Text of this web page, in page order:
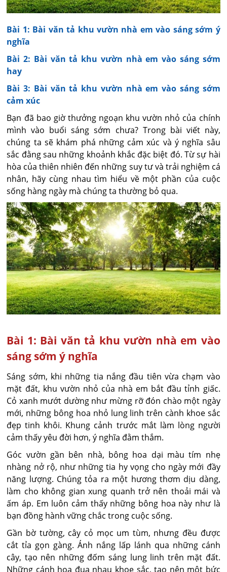
Bài 1: Bài văn tả khu vườn nhà em vào sáng sớm ý
nghĩa
Bài 2: Bài văn tả khu vườn nhà em vào sáng sớm
hay
Bài 3: Bài văn tả khu vườn nhà em vào sáng sớm
cảm xúc
Bạn đã bao giờ thưởng ngoạn khu vườn nhỏ của chính
mình vào buổi sáng sớm chưa? Trong bài viết này,
chúng ta sẽ khám phá những cảm xúc và ý nghĩa sâu
sắc đằng sau những khoảnh khắc đặc biệt đó. Từ sự hài
hòa của thiên nhiên đến những suy tư và trải nghiệm cá
nhân, hãy cùng nhau tìm hiểu về một phần của cuộc
sống hàng ngày mà chúng ta thường bỏ qua.
Bài 1: Bài văn tả khu vườn nhà em vào
sáng sớm ý nghĩa
Sáng sớm, khi những tia nắng đầu tiên vừa chạm vào
mặt đất, khu vườn nhỏ của nhà em bắt đầu tỉnh giấc.
Cỏ xanh mướt dường như mừng rỡ đón chào một ngày
mới, những bông hoa nhỏ lung linh trên cành khoe sắc
đẹp tinh khôi. Khung cảnh trước mắt làm lòng người
cảm thấy yêu đời hơn, ý nghĩa đằm thắm.
Góc vườn gần bên nhà, bông hoa dại màu tím nhẹ
nhàng nở rộ, như những tia hy vọng cho ngày mới đầy
năng lượng. Chúng tỏa ra một hương thơm dịu dàng,
làm cho không gian xung quanh trở nên thoải mái và
ấm áp. Em luôn cảm thấy những bông hoa này như là
bạn đồng hành vững chắc trong cuộc sống.
Gần bờ tường, cây cỏ mọc um tùm, nhưng đều được
cắt tỉa gọn gàng. Ánh nắng lấp lánh qua những cánh
cây, tạo nên những đốm sáng lung linh trên mặt đất.
Những cánh hoa đua nhau khoe sắc, tạo nên một bức